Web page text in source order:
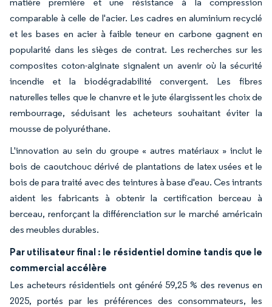
comparable à celle de l'acier. Les cadres en aluminium recyclé
et les bases en acier à faible teneur en carbone gagnent en
popularité dans les sièges de contrat. Les recherches sur les
composites coton-alginate signalent un avenir où la sécurité
incendie et la biodégradabilité convergent. Les fibres
naturelles telles que le chanvre et le jute élargissent les choix de
rembourrage, séduisant les acheteurs souhaitant éviter la
mousse de polyuréthane.
L'innovation au sein du groupe « autres matériaux » inclut le
bois de caoutchouc dérivé de plantations de latex usées et le
bois de para traité avec des teintures à base d'eau. Ces intrants
aident les fabricants à obtenir la certification berceau à
berceau, renforçant la différenciation sur le marché américain
des meubles durables.
Par utilisateur final : le résidentiel domine tandis que le
commercial accélère
Les acheteurs résidentiels ont généré 59,25 % des revenus en
2025, portés par les préférences des consommateurs, les